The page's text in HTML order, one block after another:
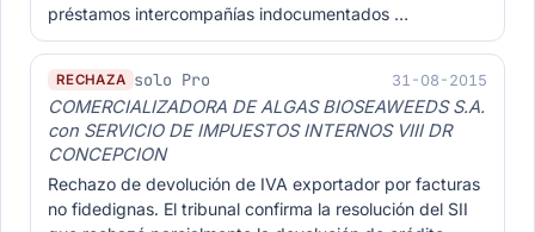
préstamos intercompañías indocumentados …
RECHAZA solo Pro 31-08-2015
COMERCIALIZADORA DE ALGAS BIOSEAWEEDS S.A.
con SERVICIO DE IMPUESTOS INTERNOS VIII DR
CONCEPCION
Rechazo de devolución de IVA exportador por facturas
no fidedignas. El tribunal confirma la resolución del SII